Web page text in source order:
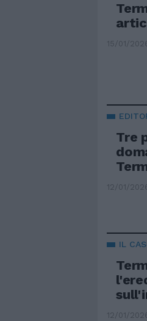
15/01/2026
Tre
12/01/2026
IL
12/01/2026